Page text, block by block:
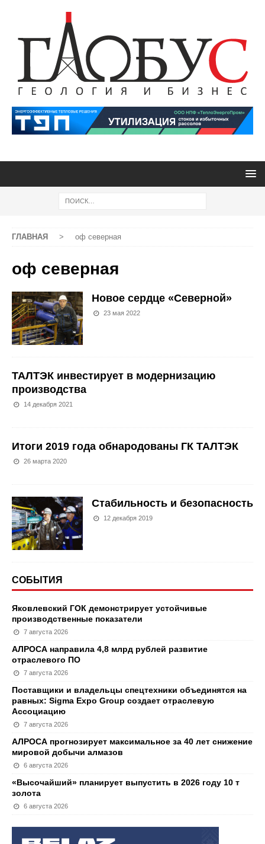
ГЛАВНАЯ > оф северная
оф северная
Новое сердце «Северной»
23 мая 2022
ТАЛТЭК инвестирует в модернизацию
производства
14 декабря 2021
Итоги 2019 года обнародованы ГК ТАЛТЭК
26 марта 2020
Стабильность и безопасность
12 декабря 2019
СОБЫТИЯ
Яковлевский ГОК демонстрирует устойчивые
производственные показатели
7 августа 2026
АЛРОСА направила 4,8 млрд рублей развитие
отраслевого ПО
7 августа 2026
Поставщики и владельцы спецтехники объединятся на
равных: Sigma Expo Group создает отраслевую
Ассоциацию
7 августа 2026
АЛРОСА прогнозирует максимальное за 40 лет снижение
мировой добычи алмазов
6 августа 2026
«Высочайший» планирует выпустить в 2026 году 10 т
золота
6 августа 2026